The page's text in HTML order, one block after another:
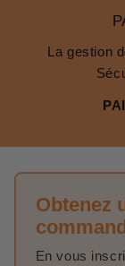
La gestion
Obtenez
En vous